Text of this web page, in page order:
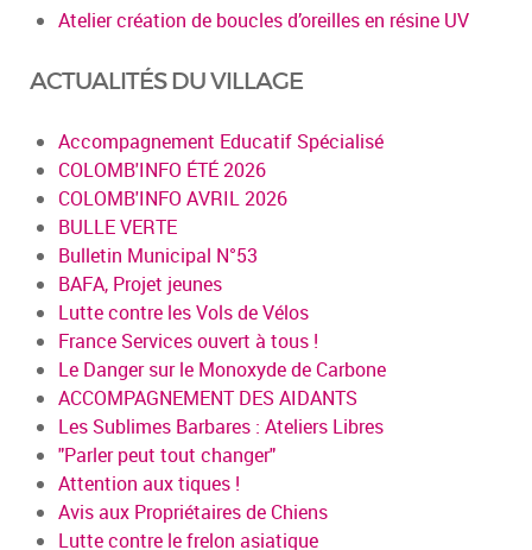
Atelier création de boucles d’oreilles en résine UV
ACTUALITÉS DU VILLAGE
Accompagnement Educatif Spécialisé
COLOMB'INFO ÉTÉ 2026
COLOMB'INFO AVRIL 2026
BULLE VERTE
Bulletin Municipal N°53
BAFA, Projet jeunes
Lutte contre les Vols de Vélos
France Services ouvert à tous !
Le Danger sur le Monoxyde de Carbone
ACCOMPAGNEMENT DES AIDANTS
Les Sublimes Barbares : Ateliers Libres
"Parler peut tout changer"
Attention aux tiques !
Avis aux Propriétaires de Chiens
Lutte contre le frelon asiatique